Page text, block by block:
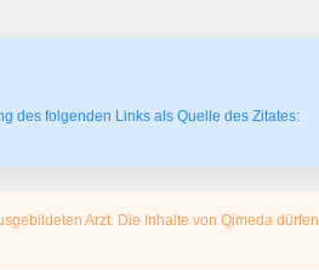
des folgenden Links als Quelle des Zitates:
Arzt. Die Inhalte von Qimeda dürfen